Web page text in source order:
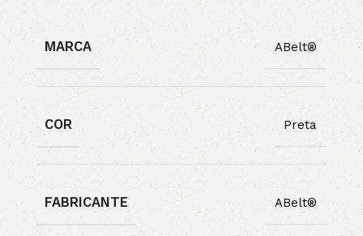
MARCA ABelt®
COR Preta
FABRICANTE ABelt®